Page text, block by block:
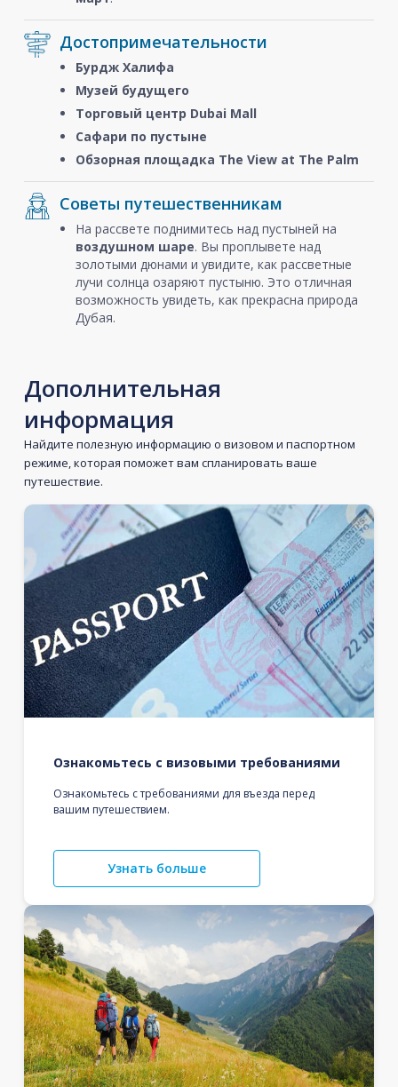
Достопримечательности
Бурдж Халифа
Музей будущего
Торговый центр Dubai Mall
Сафари по пустыне
Обзорная площадка The View at The Palm
Советы путешественникам
На рассвете поднимитесь над пустыней на
воздушном шаре. Вы проплывете над
золотыми дюнами и увидите, как рассветные
лучи солнца озаряют пустыню. Это отличная
возможность увидеть, как прекрасна природа
Дубая.
Дополнительная
информация
Найдите полезную информацию о визовом и паспортном
режиме, которая поможет вам спланировать ваше
путешествие.
Ознакомьтесь с визовыми требованиями
Ознакомьтесь с требованиями для въезда перед
вашим путешествием.
Узнать больше